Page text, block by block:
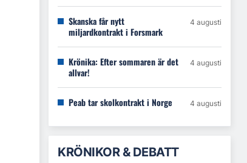
Skanska får nytt
miljardkontrakt i Forsmark
4 augusti
Krönika: Efter sommaren är det
allvar!
4 augusti
Peab tar skolkontrakt i Norge 4 augusti
KRÖNIKOR & DEBATT